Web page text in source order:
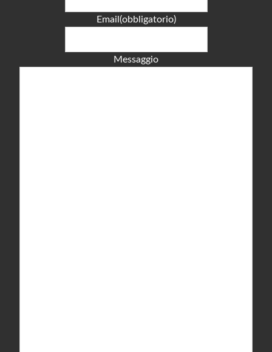
Email (obbligatorio)
Messaggio